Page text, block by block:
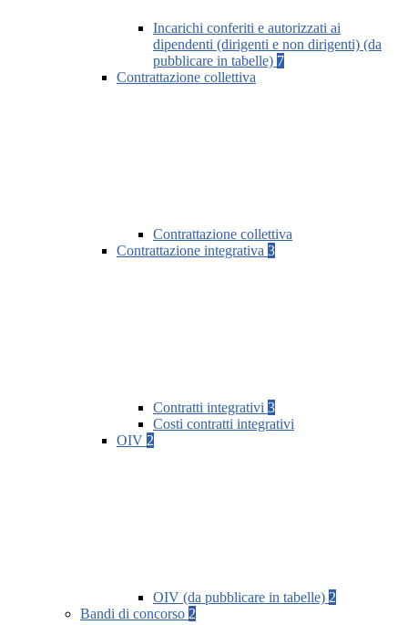
Incarichi conferiti e autorizzati ai
dipendenti (dirigenti e non dirigenti) (da
pubblicare in tabelle) 7
Contrattazione collettiva
Contrattazione collettiva
Contrattazione integrativa 3
Contratti integrativi 3
Costi contratti integrativi
OIV 2
OIV (da pubblicare in tabelle) 2
Bandi di concorso 2